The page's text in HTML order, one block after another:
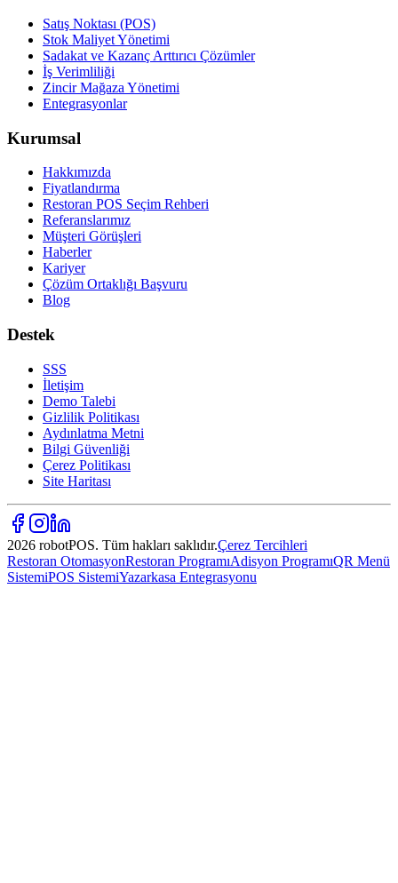
Satış Noktası (POS)
Stok Maliyet Yönetimi
Sadakat ve Kazanç Arttırıcı Çözümler
İş Verimliliği
Zincir Mağaza Yönetimi
Entegrasyonlar
Kurumsal
Hakkımızda
Fiyatlandırma
Restoran POS Seçim Rehberi
Referanslarımız
Müşteri Görüşleri
Haberler
Kariyer
Çözüm Ortaklığı Başvuru
Blog
Destek
SSS
İletişim
Demo Talebi
Gizlilik Politikası
Aydınlatma Metni
Bilgi Güvenliği
Çerez Politikası
Site Haritası
2026 robotPOS. Tüm hakları saklıdır.Çerez Tercihleri
Restoran OtomasyonRestoran ProgramıAdisyon ProgramıQR Menü
SistemiPOS SistemiYazarkasa Entegrasyonu